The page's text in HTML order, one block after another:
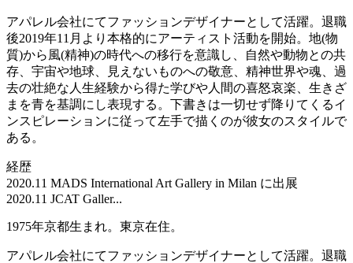
アパレル会社にてファッションデザイナーとして活躍。退職
後2019年11月より本格的にアーティスト活動を開始。地(物
質)から風(精神)の時代への移行を意識し、自然や動物との共
存、宇宙や地球、見えないものへの敬意、精神世界や魂、過
去の壮絶な人生経験から得た学びや人間の喜怒哀楽、生きざ
まを青を基調にし表現する。下書きは一切せず降りてくるイ
ンスピレーションに従って左手で描くのが彼女のスタイルで
ある。
経歴
2020.11 MADS International Art Gallery in Milan に出展
2020.11 JCAT Galler...
1975年京都生まれ。東京在住。
アパレル会社にてファッションデザイナーとして活躍。退職